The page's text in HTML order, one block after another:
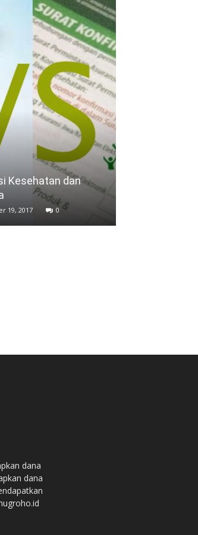
Kesehatan dan
19, 2017 0
dana
dana